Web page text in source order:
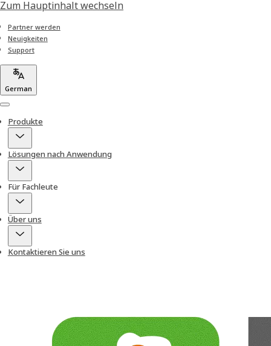
Zum Hauptinhalt wechseln
Partner werden
Neuigkeiten
Support
German
Menu
Produkte
Lösungen nach Anwendung
Für Fachleute
Über uns
Kontaktieren Sie uns